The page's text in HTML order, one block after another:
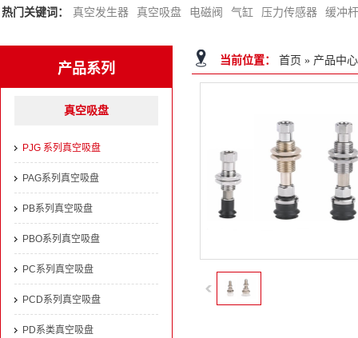
热门关键词： 真空发生器 真空吸盘 电磁阀 气缸 压力传感器 缓冲杆
当前位置： 首页 » 产品中心
产品系列
真空吸盘
PJG 系列真空吸盘
PAG系列真空吸盘
PB系列真空吸盘
PBO系列真空吸盘
PC系列真空吸盘
PCD系列真空吸盘
PD系类真空吸盘